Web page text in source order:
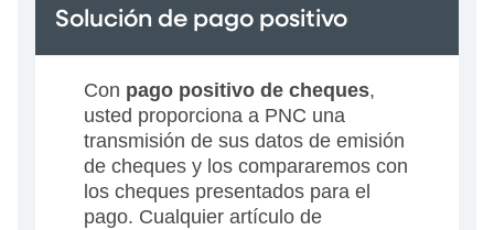
Solución de pago positivo
Con pago positivo de cheques,
usted proporciona a PNC una
transmisión de sus datos de emisión
de cheques y los compararemos con
los cheques presentados para el
pago. Cualquier artículo de